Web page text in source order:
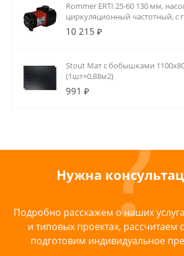
Rommer ERTI 25-60 130 мм,
циркуляционный частотный, с
теплоизоляцией
10 215 ₽
Stout Мат с бобышками
(1шт=0,88м2)
991 ₽
Нужна
Подробно расскажем о наших
и типовых проектах, рассчитаем
подготовим индивидуальное